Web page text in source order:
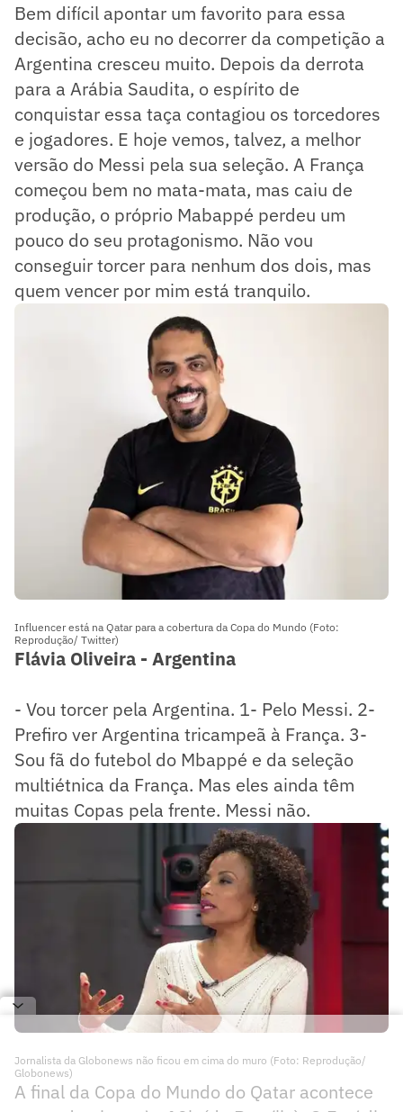
Bem difícil apontar um favorito para essa
decisão, acho eu no decorrer da competição a
Argentina cresceu muito. Depois da derrota
para a Arábia Saudita, o espírito de
conquistar essa taça contagiou os torcedores
e jogadores. E hoje vemos, talvez, a melhor
versão do Messi pela sua seleção. A França
começou bem no mata-mata, mas caiu de
produção, o próprio Mabappé perdeu um
pouco do seu protagonismo. Não vou
conseguir torcer para nenhum dos dois, mas
quem vencer por mim está tranquilo.
Influencer está na Qatar para a cobertura da Copa do Mundo (Foto:
Reprodução/ Twitter)
Flávia Oliveira - Argentina
- Vou torcer pela Argentina. 1- Pelo Messi. 2-
Prefiro ver Argentina tricampeã à França. 3-
Sou fã do futebol do Mbappé e da seleção
multiétnica da França. Mas eles ainda têm
muitas Copas pela frente. Messi não.
Jornalista da Globonews não ficou em cima do muro (Foto: Reprodução/
Globonews)
A final da Copa do Mundo do Qatar acontece